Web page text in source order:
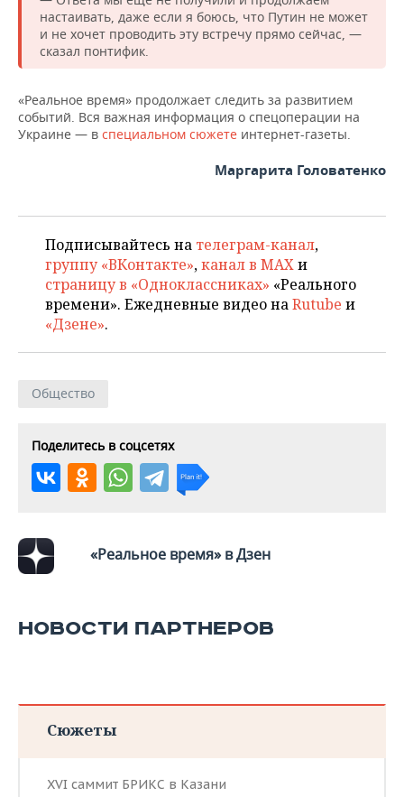
ЭНЕРГЕТИКА
УСЛУГИ
МЕДИА
ТЕЛЕКОММУНИКАЦИИ
ВЫЕЗДНАЯ РЕДАКЦИЯ
БИЗНЕС-БРАНЧИ
ОТКРЫТАЯ ЛЕКЦИЯ
НОВОСТИ СПОРТА
ФУТБОЛ
БАСКЕТБОЛ
КИБЕРСПОРТ
ФИГУРНОЕ КАТАНИЕ
ВОДНЫЕ ВИДЫ СПОРТА
ХОККЕЙ С МЯЧОМ
ОБЩЕСТВО
НОВОСТИ ОБЩЕСТВА
ИНФРАСТРУКТУРА
КУЛЬТУРА
МЕДИЦИНА
ОБРАЗОВАНИЕ
ПРОИСШЕСТВИЯ
ФОТОГАЛЕРЕЯ
СПРАВОЧНИК
СПИСОК КОМПАНИЙ
настаивать, даже если я боюсь, что Путин не может
и не хочет проводить эту встречу прямо сейчас, —
сказал понтифик.
«Реальное время» продолжает следить за развитием
событий. Вся важная информация о спецоперации на
Украине — в специальном сюжете интернет-газеты.
Маргарита Головатенко
Подписывайтесь на телеграм-канал,
группу «ВКонтакте»,канал в MAXи
страницу в «Одноклассниках» «Реального
времени». Ежедневные видео наRutube и
«Дзене».
Общество
Поделитесь в соцсетях
«Реальное время» в Дзен
НОВОСТИ ПАРТНЕРОВ
Сюжеты
XVI саммит БРИКС в Казани